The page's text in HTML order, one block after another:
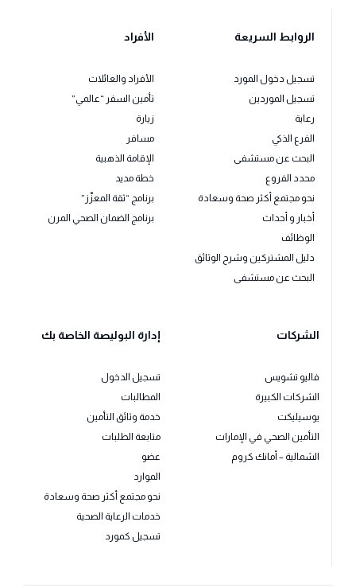
الروابط السريعة
تسجيل دخول المورد
تسجيل الموردين
رعاية
الفرع الذكي
البحث عن مستشفى
محدد الفروع
نحو مجتمع أكثر صحة وسعادة
أخبار و أحداث
الوظائف
دليل المشتركين وشرح الوثائق
البحث عن مستشفى
الأفراد
الأفراد والعائلات
تأمين السفر “عالمي”
زيارة
مسافر
الإقامة الذهبية
خطة مديد
برنامج “ثقة المعزّز”
برنامج الضمان الصحي المرن
الشركات
فاليو تشويس
الشركات الكبيرة
يوسيليكت
التأمين الصحي في الإمارات
الشمالية – أمانك كروم
إدارة البوليصة الخاصة بك
تسجيل الدخول
المطالبات
خدمة وثائق التأمين
متابعة الطلبات
عضو
الموارد
نحو مجتمع أكثر صحة وسعادة
خدمات الرعاية الصحية
تسجيل كمورد